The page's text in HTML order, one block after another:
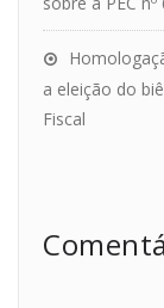
a eleição do
Fiscal